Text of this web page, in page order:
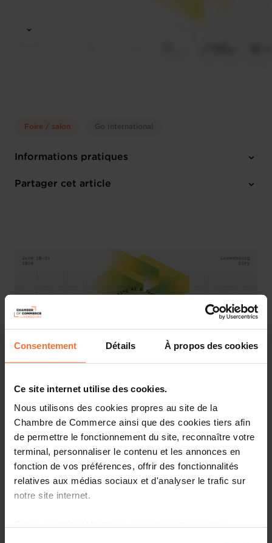
Consentement Détails À propos des cookies
Ce site internet utilise des cookies.
Nous utilisons des cookies propres au site de la
Chambre de Commerce ainsi que des cookies tiers afin
de permettre le fonctionnement du site, reconnaître votre
terminal, personnaliser le contenu et les annonces en
fonction de vos préférences, offrir des fonctionnalités
relatives aux médias sociaux et d'analyser le trafic sur
notre site internet.
Foire / salon Go International
Informations pratiques
Mercredi 10 Juin 2026 > Jeudi 11 Juin 2026
Partager cet article
On June 10 and 11, 2026
, Luxembourg City will host the
third edition ofNexus Luxembourg , the European event
come together. In two editions, the event has put the
country in the top league of innovation events.
A spirit of Silicon Valley, a touch of Davos, but with
years, Nexus Luxembourg has established itself as one of